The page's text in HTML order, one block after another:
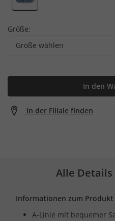
Größe:
Größe wählen
In den
In der Filiale finden
Alle
Informationen zum Produkt
A-Linie mit bequemer